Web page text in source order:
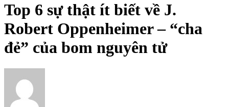
Top 6 sự thật ít biết về J.
Robert Oppenheimer – “cha
đẻ” của bom nguyên tử